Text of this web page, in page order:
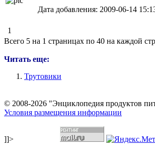
Дата добавления: 2009-06-14
1
Всего 5 на 1 страницах по 40 на каждой
Читать еще:
Трутовики
© 2008-2026 "Энциклопедия продуктов
Условия размещения информации
]]>